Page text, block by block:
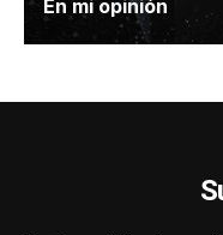
En mi opinión